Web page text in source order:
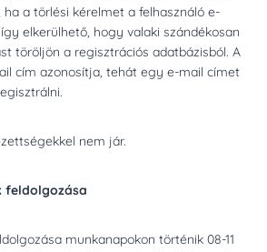
a törlési kérelmet a felhasználó e-
elkerülhető, hogy valaki szándékosan
töröljön a regisztrációs adatbázisból. A
cím azonosítja, tehát egy e-mail címet
nem jár.
feldolgozása
munkanapokon történik 08-11